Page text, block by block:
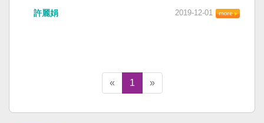
許麗娟 2019-12-01
« 1 »